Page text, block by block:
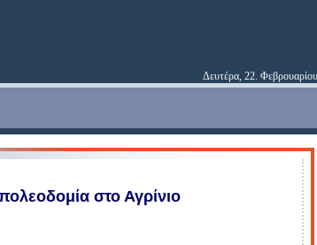
Δευτέρα, 22.
στο Αγρίνιο